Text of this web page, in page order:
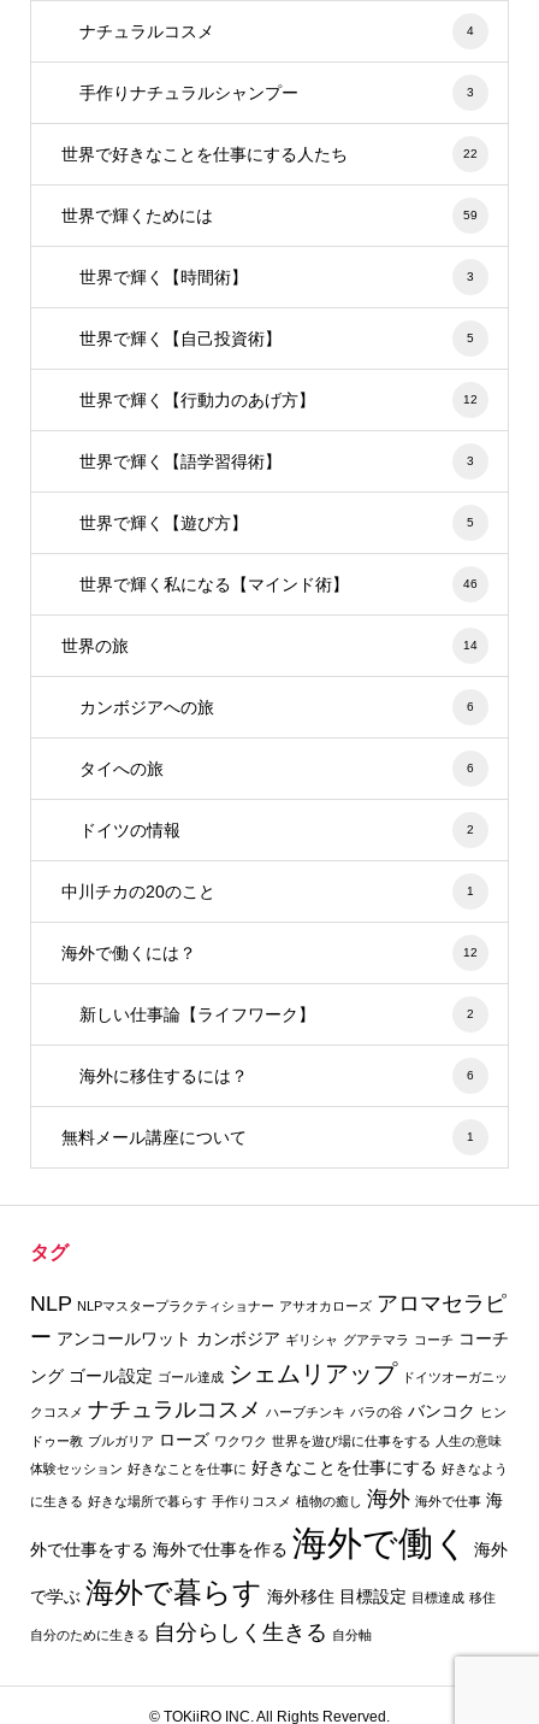
ナチュラルコスメ 4
手作りナチュラルシャンプー 3
世界で好きなことを仕事にする人たち 22
世界で輝くためには 59
世界で輝く【時間術】 3
世界で輝く【自己投資術】 5
世界で輝く【行動力のあげ方】 12
世界で輝く【語学習得術】 3
世界で輝く【遊び方】 5
世界で輝く私になる【マインド術】 46
世界の旅 14
カンボジアへの旅 6
タイへの旅 6
ドイツの情報 2
中川チカの20のこと 1
海外で働くには？ 12
新しい仕事論【ライフワーク】 2
海外に移住するには？ 6
無料メール講座について 1
タグ
NLP NLPマスタープラクティショナー アサオカローズ アロマセラピ
ー アンコールワット カンボジア ギリシャ グアテマラ コーチ コーチ
ング ゴール設定 ゴール達成 シェムリアップ ドイツオーガニッ
クコスメ ナチュラルコスメ ハーブチンキ バラの谷 バンコク
ヒン
ドゥー教 ブルガリア ローズ ワクワク 世界を遊び場に仕事をする
人生の意味
体験セッション 好きなことを仕事に 好きなことを仕事にする 好きなよう
に生きる 好きな場所で暮らす 手作りコスメ 植物の癒し 海外 海外で仕事 海
外で仕事をする 海外で仕事を作る 海外で働く 海外
で学ぶ 海外で暮らす 海外移住 目標設定 目標達成 移住
自分のために生きる 自分らしく生きる 自分軸
© TOKiiRO INC. All Rights Reverved.